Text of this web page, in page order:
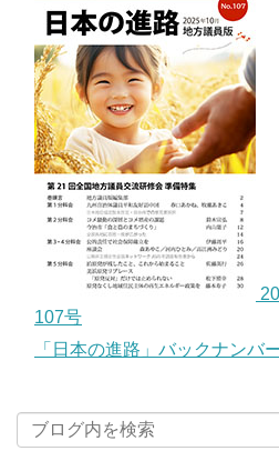
107号
「日本の進路」バックナンバ